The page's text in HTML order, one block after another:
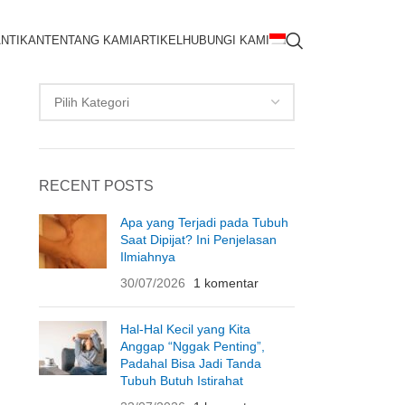
TENTANG KAMI ARTIKELHUBUNGI KAMI
RECENT POSTS
Apa yang Terjadi pada Tubuh
Saat Dipijat? Ini Penjelasan
Ilmiahnya
30/07/2026
1 komentar
Hal-Hal Kecil yang Kita
Anggap “Nggak Penting”,
Padahal Bisa Jadi Tanda
Tubuh Butuh Istirahat